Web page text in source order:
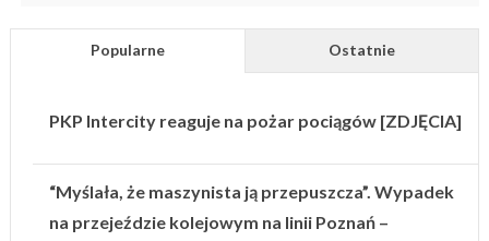
Popularne Ostatnie
PKP Intercity reaguje na pożar pociągów [ZDJĘCIA]
“Myślała, że maszynista ją przepuszcza”. Wypadek
na przejeździe kolejowym na linii Poznań –